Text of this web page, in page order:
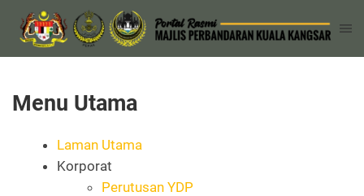
Menu Utama
Laman Utama
Korporat
Perutusan YDP